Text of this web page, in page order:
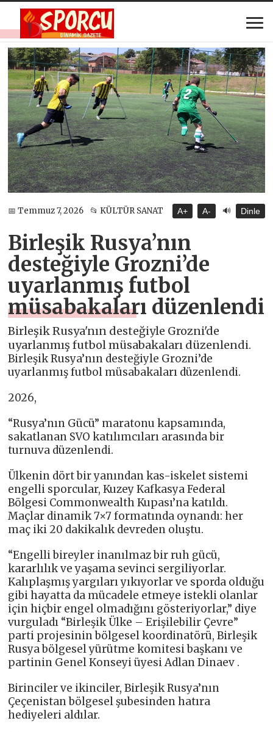
📅 Temmuz 7, 2026 📂 KÜLTÜR SANAT A+ A- 🔊 Dinle
Birleşik Rusya’nın
desteğiyle Grozni’de
uyarlanmış futbol
müsabakaları düzenlendi
Birleşik Rusya'nın desteğiyle Grozni'de
uyarlanmış futbol müsabakaları düzenlendi.
Birleşik Rusya’nın desteğiyle Grozni’de
uyarlanmış futbol müsabakaları düzenlendi.
2026,
“Rusya’nın Gücü” maratonu kapsamında,
sakatlanan SVO katılımcıları arasında bir
turnuva düzenlendi.
Ülkenin dört bir yanından kas-iskelet sistemi
engelli sporcular, Kuzey Kafkasya Federal
Bölgesi Commonwealth Kupası’na katıldı.
Maçlar dinamik 7×7 formatında oynandı: her
maç iki 20 dakikalık devreden oluştu.
“Engelli bireyler inanılmaz bir ruh gücü,
kararlılık ve yaşama sevinci sergiliyorlar.
Kalıplaşmış yargıları yıkıyorlar ve sporda olduğu
gibi hayatta da mücadele etmeye istekli olanlar
için hiçbir engel olmadığını gösteriyorlar,” diye
vurguladı “Birleşik Ülke – Erişilebilir Çevre”
parti projesinin bölgesel koordinatörü, Birleşik
Rusya bölgesel yürütme komitesi başkanı ve
partinin Genel Konseyi üyesi Adlan Dinaev .
Birinciler ve ikinciler, Birleşik Rusya’nın
Çeçenistan bölgesel şubesinden hatıra
hediyeleri aldılar.